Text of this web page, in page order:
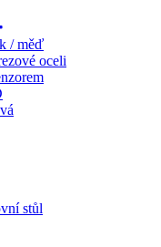
/ měď
oceli
stůl